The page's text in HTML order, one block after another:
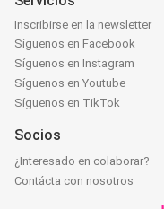
Inscribirse en la newsletter
Síguenos en Facebook
Síguenos en Instagram
Síguenos en Youtube
Síguenos en TikTok
Socios
¿Interesado en colaborar?
Contácta con nosotros